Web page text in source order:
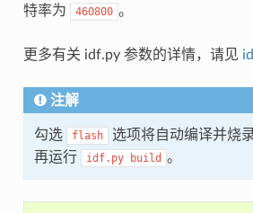
特率为 460800 。
更多有关 idf.py 参数的详情，请见
注解
勾选 flash
选项将自动编译并烧
再运行
idf.py build 。